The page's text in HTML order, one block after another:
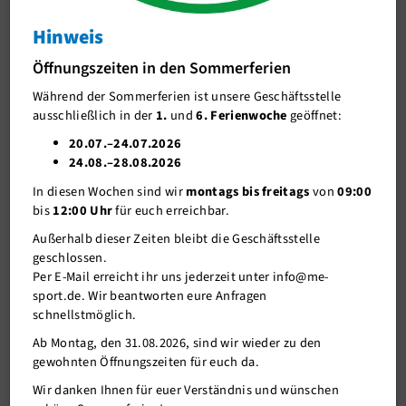
18.09.2019
Challenge Almere-Amsterdam 2019 Triathlon-
Ansprechpartner/in
Trainingszeiten
Ligabetrieb
Downloads+Links
Wassersport
Denksport
Tanzsport
Sport A-Z
Hinweis
Öffnungszeiten in den Sommerferien
Während der Sommerferien ist unsere Geschäftsstelle
ausschließlich in der 1. und6. Ferienwochegeöffnet:
20.07.–24.07.2026
24.08.–28.08.2026
In diesen Wochen sind wirmontags bis freitagsvon09:00
bis12:00 Uhrfür euch erreichbar.
Außerhalb dieser Zeiten bleibt die Geschäftsstelle
geschlossen.
Per E-Mail erreicht ihr uns jederzeit unter info@me-
sport.de. Wir beantworten eure Anfragen
schnellstmöglich.
Ab Montag, den 31.08.2026, sind wir wieder zu den
gewohnten Öffnungszeiten für euch da.
Wir danken Ihnen für euer Verständnis und wünschen